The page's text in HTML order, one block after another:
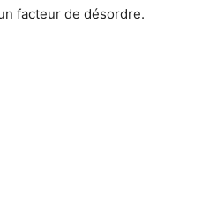
facteur de désordre.